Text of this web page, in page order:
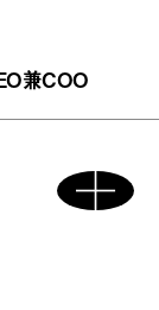
兼COO